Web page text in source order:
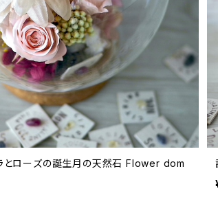
ーズの誕生月の天然石 Flower dom